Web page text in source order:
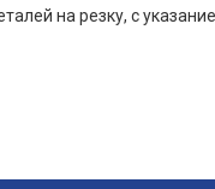
на резку, с